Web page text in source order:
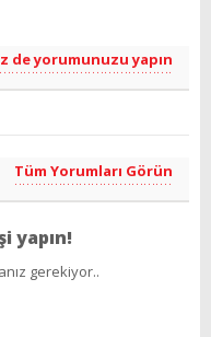
de yorumunuzu yapın
Tüm Yorumları Görün
yapın!
gerekiyor..